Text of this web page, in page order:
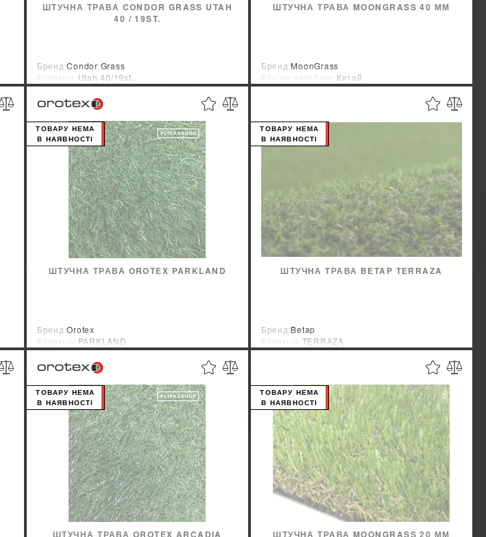
ШТУЧНА ТРАВА CONDOR GRASS UTAH
40 / 19ST.
Бренд:Condor Grass
Колекція:Utah 40/19st.
Країна-виробник:Нидерланды
ШТУЧНА ТРАВА MOONGRASS 40 ММ
Бренд:MoonGrass
Країна-виробник:Китай
ШТУЧНА ТРАВА OROTEX PARKLAND
ТОВАРУ НЕМА
В НАЯВНОСТІ
Бренд:Orotex
Колекція:PARKLAND
Країна-виробник:Бельгия
ШТУЧНА ТРАВА BETAP TERRAZA
ТОВАРУ НЕМА
В НАЯВНОСТІ
Бренд:Betap
Колекція:TERRAZA
Країна-виробник:Голландия
ШТУЧНА ТРАВА OROTEX ARCADIA
ТОВАРУ НЕМА
В НАЯВНОСТІ
ШТУЧНА ТРАВА MOONGRASS 20 ММ
ТОВАРУ НЕМА
В НАЯВНОСТІ